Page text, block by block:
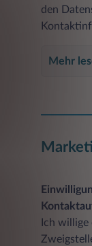
den
Mehr
Ich willige